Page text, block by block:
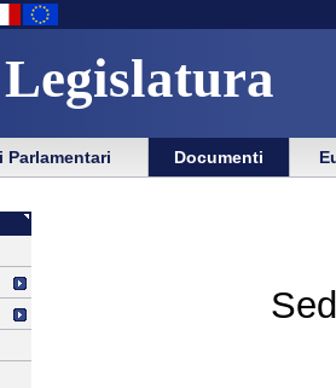
Parlamentari Documenti